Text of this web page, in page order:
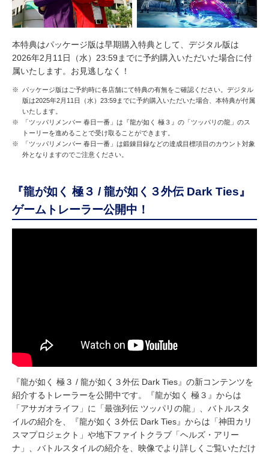
本特典はパッケージ版は早期購入特典として、デジタル版は
2026年2月11日（水）23:59までに予約購入いただいた場合に付
属いたします。お見逃しなく！
※
パッケージ版はご予約時に各店舗にて特典の有無をご確認ください。デジタル
版は2025年2月11日（水）23:59までに予約購入いただいた場合、本特典が付属
いたします。
※
「ツッパリメンバー 春日一番」は『龍が如く 極３』の「ツッパリの龍」のス
トーリーを進めることで受け取ることができます。
※
「ツッパリメンバー 春日一番」は鍛錬目録などの達成目標項目のカウント対象
外となりますのでご注意ください。
『龍が如く 極３ / 龍が如く３外伝 Dark Ties』
ゲームトレーラー公開中！
『龍が如く 極３ / 龍が如く３外伝 Dark Ties』の新コンテンツを
紹介するトレーラーを公開中です。『龍が如く 極３』からは
「アサガオライフ」に「最強列伝 ツッパリの龍」、バトルスタ
イルの紹介を、『龍が如く３外伝 Dark Ties』からは「神田カリ
スマプロジェクト」や地下ファイトクラブ「ヘルズ・アリー
ナ」、バトルスタイルの紹介を、映像でより詳しくご覧いただけ